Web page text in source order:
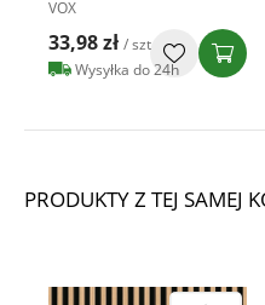
VOX
33,98 zł / szt
Wysyłka do 24h
PRODUKTY Z TEJ SAMEJ